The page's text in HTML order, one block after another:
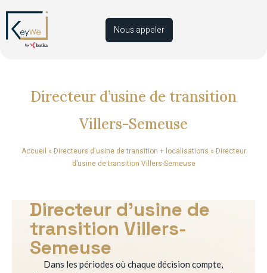
Nous appeler
Directeur d’usine de transition
Villers-Semeuse
Accueil » Directeurs d'usine de transition + localisations » Directeur
d’usine de transition Villers-Semeuse
Directeur d’usine de
transition Villers-
Semeuse
Dans les périodes où chaque décision compte,